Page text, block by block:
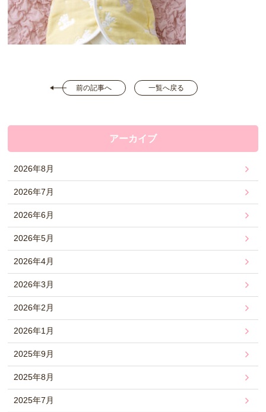
前の記事へ 一覧へ戻る
アーカイブ
2026年8月
2026年7月
2026年6月
2026年5月
2026年4月
2026年3月
2026年2月
2026年1月
2025年9月
2025年8月
2025年7月